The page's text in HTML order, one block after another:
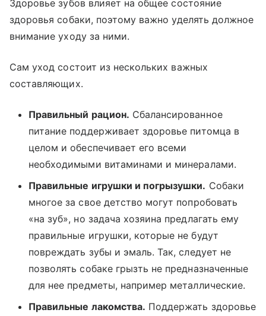
Здоровье зубов влияет на общее состояние
здоровья собаки, поэтому важно уделять должное
внимание уходу за ними.
Сам уход состоит из нескольких важных
составляющих.
Правильный рацион. Сбалансированное
питание поддерживает здоровье питомца в
целом и обеспечивает его всеми
необходимыми витаминами и минералами.
Правильные игрушки и погрызушки. Собаки
многое за свое детство могут попробовать
«на зуб», но задача хозяина предлагать ему
правильные игрушки, которые не будут
повреждать зубы и эмаль. Так, следует не
позволять собаке грызть не предназначенные
для нее предметы, например металлические.
Правильные лакомства. Поддержать здоровье